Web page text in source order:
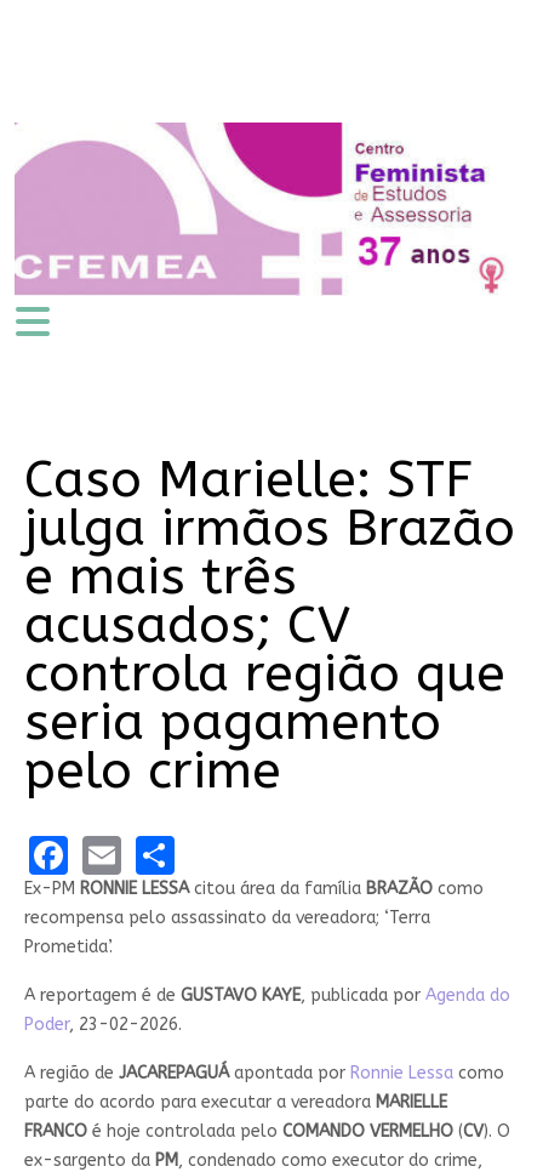
Caso Marielle: STF
julga irmãos Brazão
e mais três
acusados; CV
controla região que
seria pagamento
pelo crime
Facebook
EmailShare
Ex-PM RONNIE LESSAcitou área da família BRAZÃOcomo
recompensa pelo assassinato da vereadora; ‘Terra
Prometida’.
A reportagem é de GUSTAVO KAYE, publicada por Agenda do
Poder, 23-02-2026.
A região de JACAREPAGUÁapontada por Ronnie Lessacomo
parte do acordo para executar a vereadora MARIELLE
FRANCOé hoje controlada pelo COMANDO VERMELHO(CV). O
ex-sargento da PM, condenado como executor do crime,